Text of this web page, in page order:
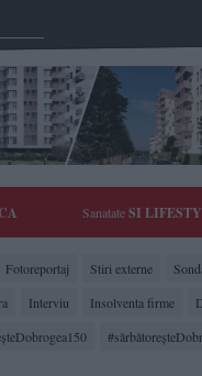
SanatateSI
Fotoreportaj Stiri externe
Interviu Insolventa firme